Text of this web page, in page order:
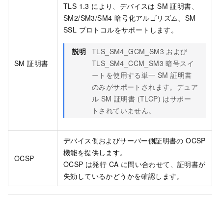
SM 証明書
TLS 1.3 により、デバイスは SM 証明書、
SM2/SM3/SM4 暗号化アルゴリズム、SM
SSL プロトコルをサポートします。
説明 TLS_SM4_GCM_SM3 および
TLS_SM4_CCM_SM3 暗号スイ
ートを使用する単一 SM 証明書
のみがサポートされます。デュア
ル SM 証明書 (TLCP) はサポー
トされていません。
OCSP
デバイス側およびサーバー側証明書の OCSP
機能を提供します。
OCSP は発行 CA に問い合わせて、証明書が
失効しているかどうかを確認します。